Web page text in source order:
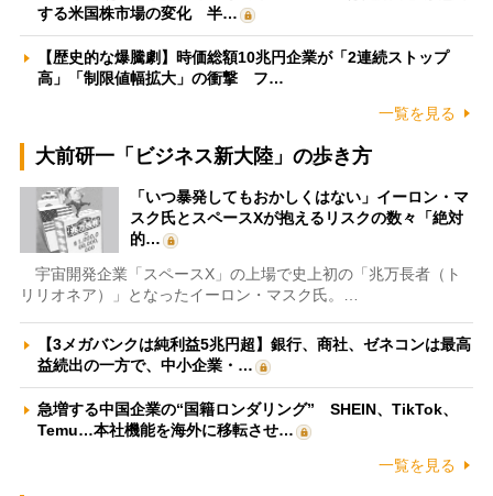
する米国株市場の変化 半…
【歴史的な爆騰劇】時価総額10兆円企業が「2連続ストップ
高」「制限値幅拡大」の衝撃 フ…
一覧を見る
大前研一「ビジネス新大陸」の歩き方
「いつ暴発してもおかしくはない」イーロン・マ
スク氏とスペースXが抱えるリスクの数々「絶対
的…
宇宙開発企業「スペースX」の上場で史上初の「兆万長者（ト
リリオネア）」となったイーロン・マスク氏。…
【3メガバンクは純利益5兆円超】銀行、商社、ゼネコンは最高
益続出の一方で、中小企業・…
急増する中国企業の“国籍ロンダリング” SHEIN、TikTok、
Temu…本社機能を海外に移転させ…
一覧を見る